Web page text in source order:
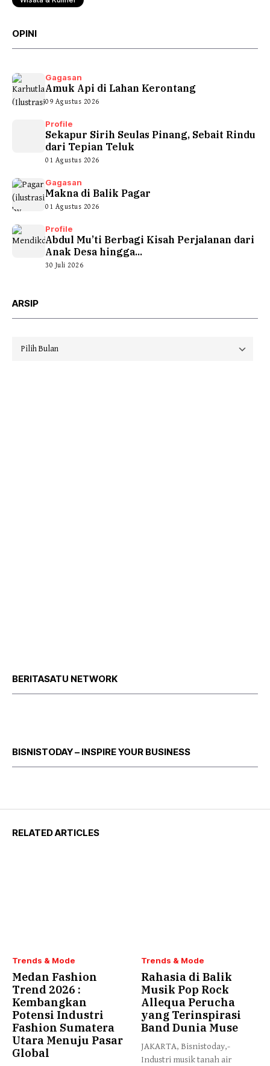
OPINI
Gagasan
Amuk Api di Lahan Kerontang
09 Agustus 2026
Profile
Sekapur Sirih Seulas Pinang, Sebait Rindu
dari Tepian Teluk
01 Agustus 2026
Gagasan
Makna di Balik Pagar
01 Agustus 2026
Profile
Abdul Mu’ti Berbagi Kisah Perjalanan dari
Anak Desa hingga...
30 Juli 2026
ARSIP
Arsip
BERITASATU NETWORK
BISNISTODAY – INSPIRE YOUR BUSINESS
RELATED ARTICLES
Trends & Mode
Medan Fashion
Trend 2026 :
Kembangkan
Potensi Industri
Fashion Sumatera
Utara Menuju Pasar
Global
Trends & Mode
Rahasia di Balik
Musik Pop Rock
Allequa Perucha
yang Terinspirasi
Band Dunia Muse
JAKARTA, Bisnistoday,-​ ​
Industri musik tanah air